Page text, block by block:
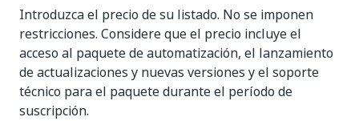
Introduzca el precio de su listado. No se imponen
restricciones. Considere que el precio incluye el
acceso al paquete de automatización, el lanzamiento
de actualizaciones y nuevas versiones y el soporte
técnico para el paquete durante el período de
suscripción.